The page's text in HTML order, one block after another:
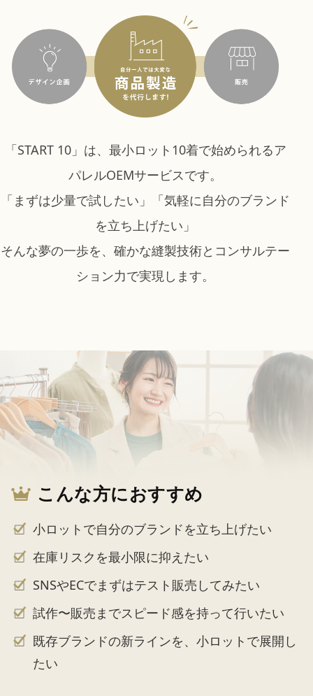
「START 10」は、最小ロット10着で始められるア
パレルOEMサービスです。
「まずは少量で試したい」「気軽に自分のブランド
を立ち上げたい」
そんな夢の一歩を、確かな縫製技術とコンサルテー
ション力で実現します。
こんな方におすすめ
小ロットで自分のブランドを立ち上げたい
在庫リスクを最小限に抑えたい
SNSやECでまずはテスト販売してみたい
試作〜販売までスピード感を持って行いたい
既存ブランドの新ラインを、小ロットで展開し
たい